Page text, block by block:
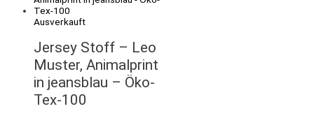
Ausverkauft
Jersey Stoff – Leo
Muster, Animalprint
in jeansblau – Öko-
Tex-100